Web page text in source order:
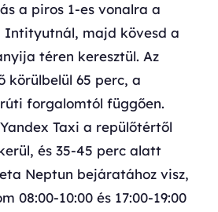
a piros 1-es vonalra a
Intityutnál, majd kövesd a
téren keresztül. Az
körülbelül 65 perc, a
forgalomtól függően.
Taxi a repülőtértől
és 35-45 perc alatt
Neptun bejáratához visz,
08:00-10:00 és 17:00-19:00